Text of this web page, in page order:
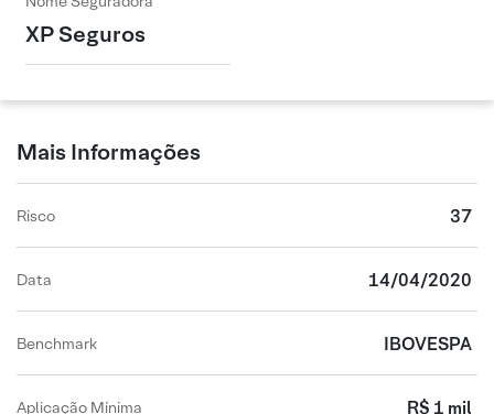
XP Seguros
Mais Informações
Risco 37
Data 14/04/2020
Benchmark IBOVESPA
Aplicação Mínima R$ 1 mil